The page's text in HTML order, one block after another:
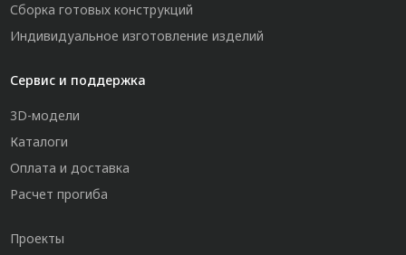
Сборка готовых конструкций
Индивидуальное изготовление изделий
Сервис и поддержка
3D-модели
Каталоги
Оплата и доставка
Расчет прогиба
Проекты